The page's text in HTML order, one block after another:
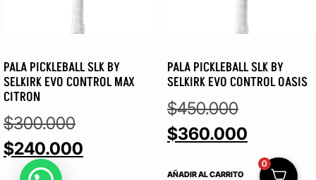
PALA PICKLEBALL SLK BY
SELKIRK EVO CONTROL MAX
CITRON
$300.000
$240.000
PALA PICKLEBALL SLK BY
SELKIRK EVO CONTROL OASIS
$450.000
$360.000
AÑADIR AL CARRITO
0